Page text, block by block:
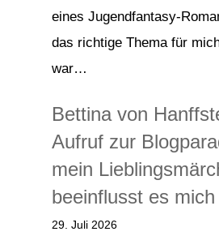
eines Jugendfantasy-
das richtige Thema für
war…
Bettina von
Aufruf zur
mein
beeinflusst es
29. Juli 2026